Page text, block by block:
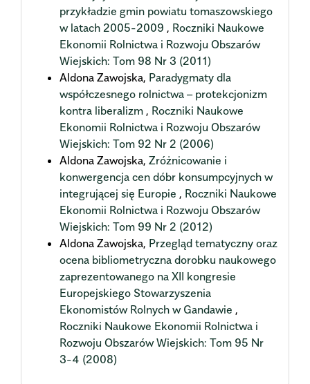
przykładzie gmin powiatu tomaszowskiego
w latach 2005-2009 , Roczniki Naukowe
Ekonomii Rolnictwa i Rozwoju Obszarów
Wiejskich: Tom 98 Nr 3 (2011)
Aldona Zawojska, Paradygmaty dla
współczesnego rolnictwa – protekcjonizm
kontra liberalizm , Roczniki Naukowe
Ekonomii Rolnictwa i Rozwoju Obszarów
Wiejskich: Tom 92 Nr 2 (2006)
Aldona Zawojska, Zróżnicowanie i
konwergencja cen dóbr konsumpcyjnych w
integrującej się Europie , Roczniki Naukowe
Ekonomii Rolnictwa i Rozwoju Obszarów
Wiejskich: Tom 99 Nr 2 (2012)
Aldona Zawojska, Przegląd tematyczny oraz
ocena bibliometryczna dorobku naukowego
zaprezentowanego na XII kongresie
Europejskiego Stowarzyszenia
Ekonomistów Rolnych w Gandawie ,
Roczniki Naukowe Ekonomii Rolnictwa i
Rozwoju Obszarów Wiejskich: Tom 95 Nr
3-4 (2008)